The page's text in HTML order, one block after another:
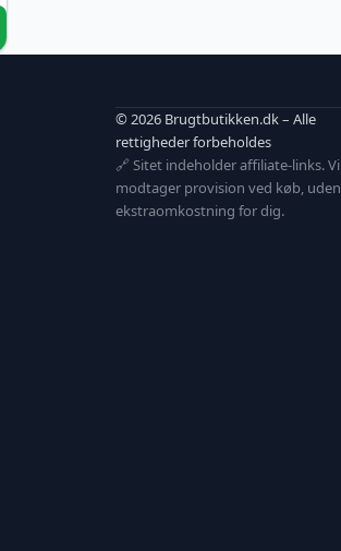
© 2026 Brugtbutikken.dk – Alle
rettigheder forbeholdes
🔗 Sitet indeholder affiliate-links. Vi
modtager provision ved køb, uden
ekstraomkostning for dig.